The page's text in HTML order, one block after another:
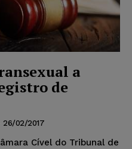
a
de
26/02/2017
Cível do Tribunal de